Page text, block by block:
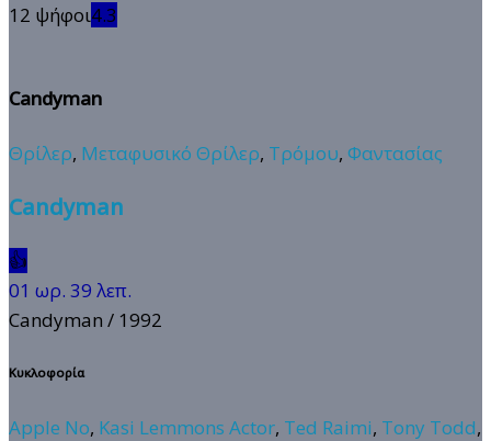
12 ψήφοι4.3
Candyman
Θρίλερ, Μεταφυσικό Θρίλερ, Τρόμου, Φαντασίας
Candyman
👍
01 ωρ. 39 λεπ.
Candyman / 1992
Κυκλοφορία
Apple No, Kasi Lemmons Actor, Ted Raimi, Tony Todd,